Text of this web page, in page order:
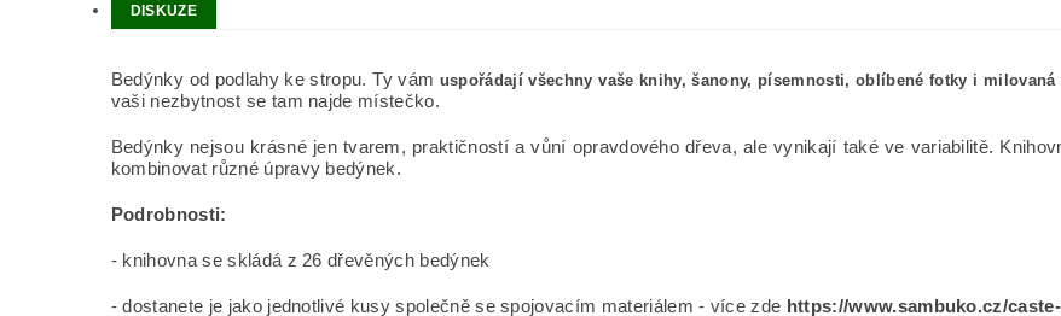
DISKUZE
Bedýnky od podlahy ke stropu. Ty vám uspořádají všechny vaše knihy, šanony, písemnosti, oblíbené fotky i milovaná
vaši nezbytnost se tam najde místečko.
Bedýnky nejsou krásné jen tvarem, praktičností a vůní opravdového dřeva, ale vynikají také ve variabilitě.
kombinovat různé úpravy bedýnek.
Podrobnosti:
- knihovna se skládá z 26 dřevěných bedýnek
- dostanete je jako jednotlivé kusy společně se spojovacím materiálem - více zde https://www.sambuko.cz/